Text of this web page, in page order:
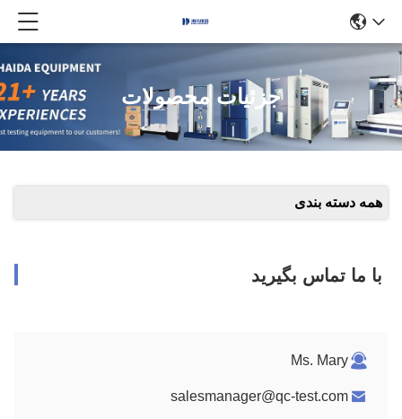
جزئیات محصولات
همه دسته بندی
با ما تماس بگیرید
Ms. Mary
salesmanager@qc-test.com